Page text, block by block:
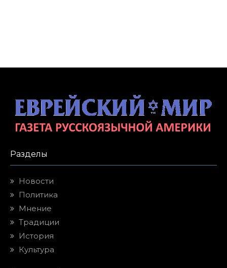
Разделы
Новости
Политика
Мнение
Традиции
История
Культура